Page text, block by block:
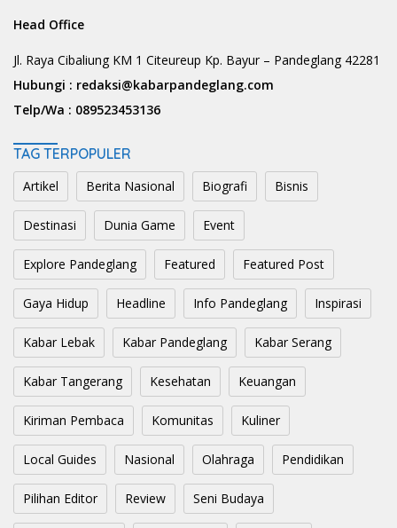
Head Office
Jl. Raya Cibaliung KM 1 Citeureup Kp. Bayur – Pandeglang 42281
Hubungi : redaksi@kabarpandeglang.com
Telp/Wa : 089523453136
TAG TERPOPULER
Artikel Berita Nasional Biografi Bisnis
Destinasi Dunia Game Event
Explore Pandeglang Featured Featured Post
Gaya Hidup Headline Info Pandeglang Inspirasi
Kabar Lebak Kabar Pandeglang Kabar Serang
Kabar Tangerang Kesehatan Keuangan
Kiriman Pembaca Komunitas Kuliner
Local Guides Nasional Olahraga Pendidikan
Pilihan Editor Review Seni Budaya